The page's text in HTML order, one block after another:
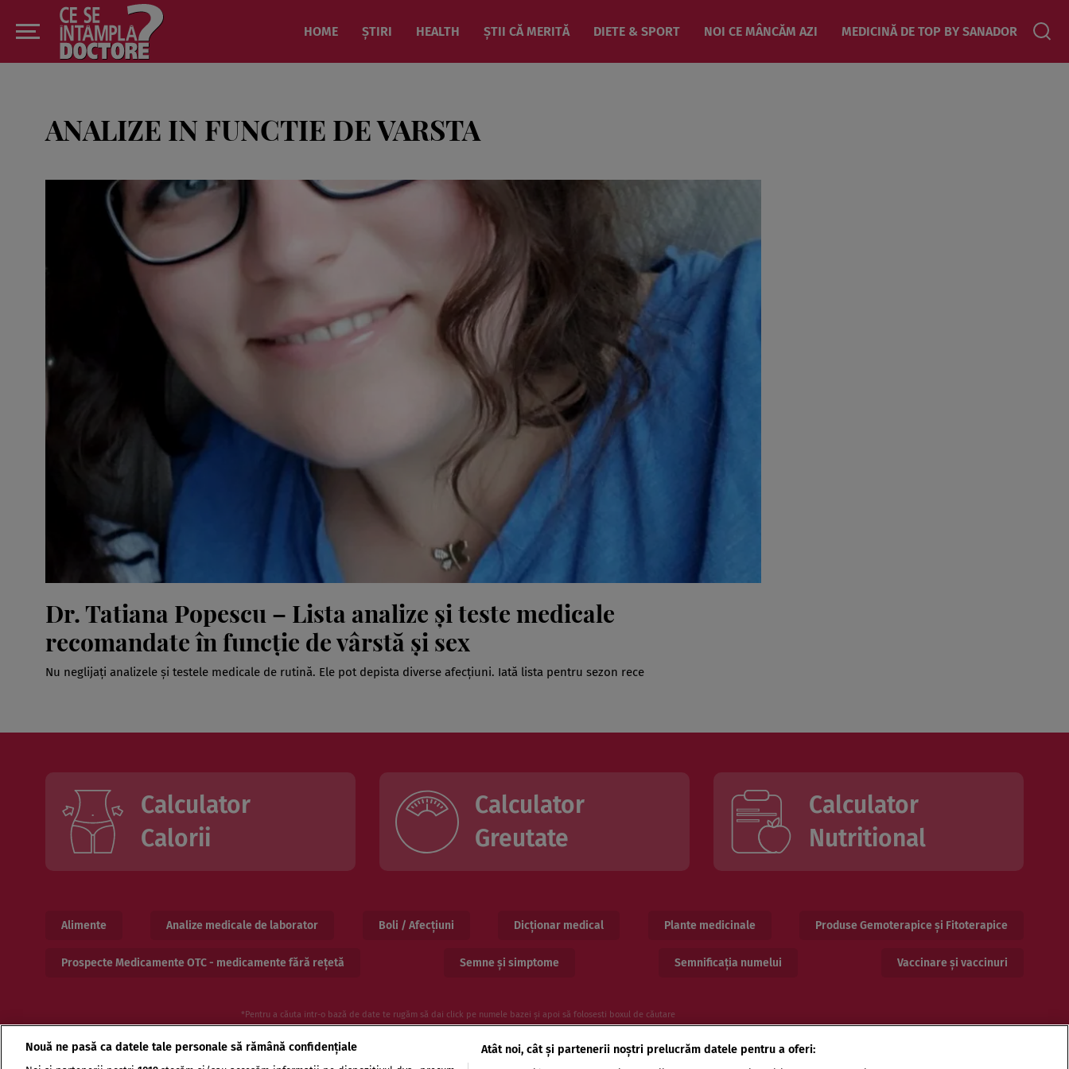
HOME ȘTIRI HEALTH ȘTII CĂ MERITĂ DIETE & SPORT NOI CE MÂNCĂM AZI MEDICINĂ DE TOP BY SANADOR
ANALIZE IN FUNCTIE DE VARSTA
Dr. Tatiana Popescu – Lista analize și teste medicale
recomandate în funcție de vârstă și sex
Nu neglijați analizele și testele medicale de rutină. Ele pot depista diverse afecțiuni. Iată lista pentru sezon rece
Calculator
Calorii
Calculator
Greutate
Calculator
Nutritional
Alimente Analize medicale de laborator Boli / Afecțiuni Dicționar medical Plante medicinale Produse Gemoterapice și Fitoterapice
Prospecte Medicamente OTC - medicamente fără rețetă Semne și simptome Semnificația numelui Vaccinare și vaccinuri
*Pentru a căuta intr-o bază de date te rugăm să dai click pe numele bazei și apoi să folosesti boxul de căutare
Nouă ne pasă ca datele tale personale să rămână confidențiale Atât noi, cât și partenerii noștri prelucrăm datele pentru a oferi: